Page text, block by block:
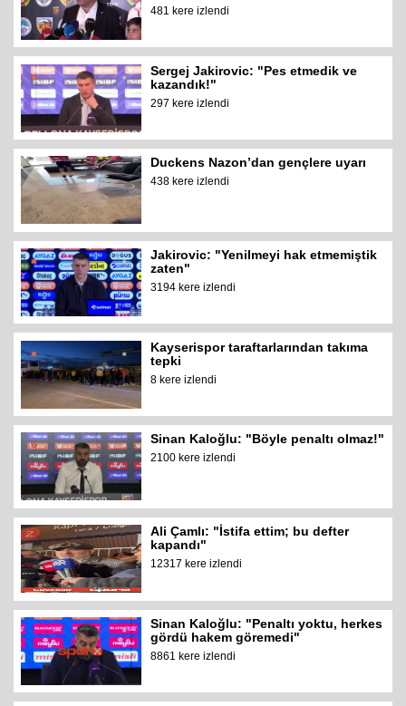
481 kere izlendi
Sergej Jakirovic: "Pes etmedik ve
kazandık!"
297 kere izlendi
Duckens Nazon’dan gençlere uyarı
438 kere izlendi
Jakirovic: "Yenilmeyi hak etmemiştik
zaten"
3194 kere izlendi
Kayserispor taraftarlarından takıma
tepki
8 kere izlendi
Sinan Kaloğlu: "Böyle penaltı olmaz!"
2100 kere izlendi
Ali Çamlı: "İstifa ettim; bu defter
kapandı"
12317 kere izlendi
Sinan Kaloğlu: "Penaltı yoktu, herkes
gördü hakem göremedi"
8861 kere izlendi